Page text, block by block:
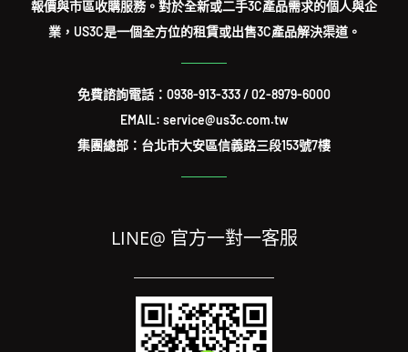
報價與市區收購服務。對於全新或二手3C產品需求的個人與企
業，US3C是一個全方位的租賃或出售3C產品解決渠道。
免費諮詢電話： 0938-913-333/02-8979-6000
EMAIL: service@us3c.com.tw
集團總部：台北市大安區信義路三段153號7樓
LINE@ 官方一對一客服